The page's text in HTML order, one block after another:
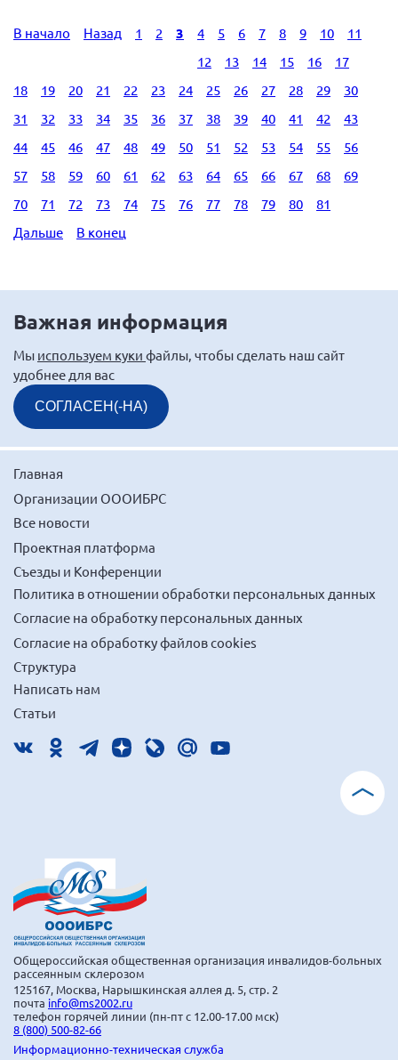
В начало Назад 1 2 3 4 5 6 7 8 9 10
11
12
13 14 15 16
17
18
19 20 21 22 23 24 25 26 27 28 29
30
31
32 33 34 35 36 37 38 39 40 41 42
43
44
45 46 47 48 49 50 51 52 53 54 55
56
57
58 59 60 61 62 63 64 65 66 67 68
69
70
71 72 73 74 75 76 77 78 79 80
81
Дальше
В конец
Важная информация
Мы используем куки файлы, чтобы сделать наш сайт
удобнее для вас
СОГЛАСЕН(-НА)
Главная
Организации ОООИБРС
Все новости
Проектная платформа
Съезды и Конференции
Политика в отношении обработки персональных данных
Согласие на обработку персональных данных
Согласие на обработку файлов cookies
Структура
Написать нам
Статьи
Общероссийская общественная организация инвалидов-больных
рассеянным склерозом
125167, Москва, Нарышкинская аллея д. 5, стр. 2
почта info@ms2002.ru
телефон горячей линии (пн-пт с 12.00-17.00 мск)
8 (800) 500-82-66
Информационно-техническая служба